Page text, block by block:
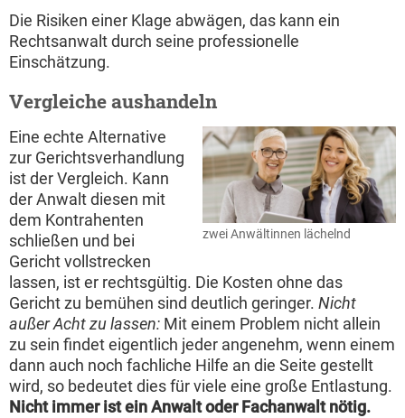
Die Risiken einer Klage abwägen, das kann ein
Rechtsanwalt durch seine professionelle
Einschätzung.
Vergleiche aushandeln
zwei Anwältinnen lächelnd
Eine echte Alternative
zur Gerichtsverhandlung
ist der Vergleich. Kann
der Anwalt diesen mit
dem Kontrahenten
schließen und bei
Gericht vollstrecken
lassen, ist er rechtsgültig. Die Kosten ohne das
Gericht zu bemühen sind deutlich geringer. Nicht
außer Acht zu lassen: Mit einem Problem nicht allein
zu sein findet eigentlich jeder angenehm, wenn einem
dann auch noch fachliche Hilfe an die Seite gestellt
wird, so bedeutet dies für viele eine große Entlastung.
Nicht immer ist ein Anwalt oder Fachanwalt nötig.